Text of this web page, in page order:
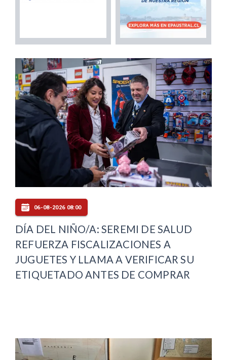
06-08-2026 08:00
DÍA DEL NIÑO/A: SEREMI DE SALUD
REFUERZA FISCALIZACIONES A
JUGUETES Y LLAMA A VERIFICAR SU
ETIQUETADO ANTES DE COMPRAR